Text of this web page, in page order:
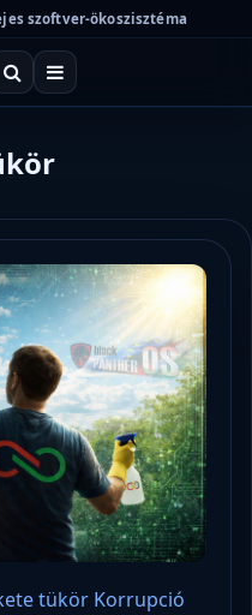
szoftver-ökoszisztéma
tükör Korrupció